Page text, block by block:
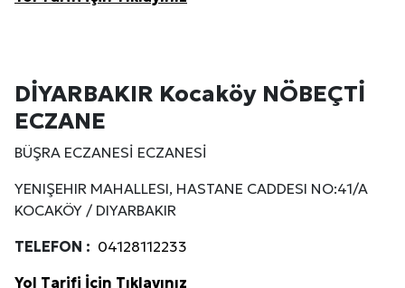
DİYARBAKIR Kocaköy NÖBEÇTİ
ECZANE
BÜŞRA ECZANESİ ECZANESİ
YENIŞEHIR MAHALLESI, HASTANE CADDESI NO:41/A
KOCAKÖY / DIYARBAKIR
TELEFON : 04128112233
Yol Tarifi İçin Tıklayınız